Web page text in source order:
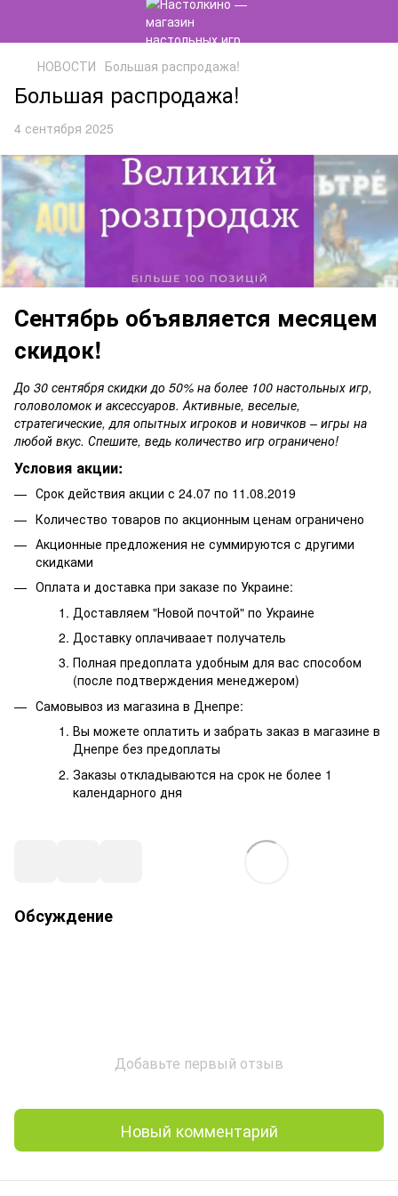
НОВОСТИ Большая распродажа!
Большая распродажа!
4 сентября 2025
Сентябрь объявляется месяцем
скидок!
До 30 сентября скидки до 50% на более 100 настольных игр,
головоломок и аксессуаров. Активные, веселые,
стратегические, для опытных игроков и новичков – игры на
любой вкус. Спешите, ведь количество игр ограничено!
Условия акции:
Срок действия акции с 24.07 по 11.08.2019
Количество товаров по акционным ценам ограничено
Акционные предложения не суммируются с другими
скидками
Оплата и доставка при заказе по Украине:
Доставляем "Новой почтой" по Украине
Доставку оплачиваает получатель
Полная предоплата удобным для вас способом
(после подтверждения менеджером)
Самовывоз из магазина в Днепре:
Вы можете оплатить и забрать заказ в магазине в
Днепре без предоплаты
Заказы откладываются на срок не более 1
календарного дня
Обсуждение
Добавьте первый отзыв
Новый комментарий